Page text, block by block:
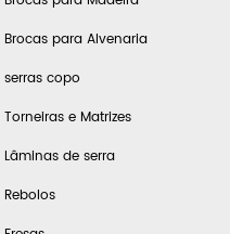
Brocas para Alvenaria
serras copo
Torneiras e Matrizes
Lâminas de serra
Rebolos